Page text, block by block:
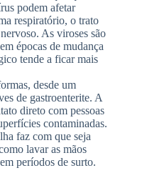
podem afetar
respiratório, o trato
As viroses são
épocas de mudança
tende a ficar mais
desde um
de gastroenterite. A
direto com pessoas
contaminadas.
faz com que seja
lavar as mãos
períodos de surto.